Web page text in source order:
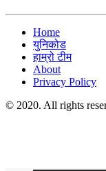
Home
युनिकोड
हाम्रो टीम
About
Privacy Policy
© 2020. All rights